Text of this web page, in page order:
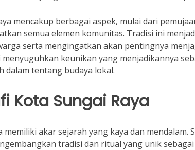
mencakup berbagai aspek, mulai dari
semua elemen komunitas. Tradisi ini
serta mengingatkan akan pentingnya
menyuguhkan keunikan yang menjadikannya
dalam tentang budaya lokal.
Kota Sungai Raya
memiliki akar sejarah yang kaya dan mendalam.
tradisi dan ritual yang unik